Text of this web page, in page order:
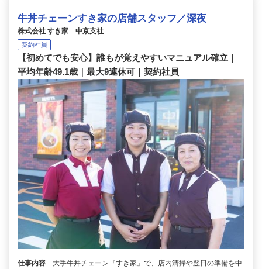
牛丼チェーンすき家の店舗スタッフ／深夜
株式会社 すき家 中京支社
契約社員
【初めてでも安心】誰もが覚えやすいマニュアル確立｜
平均年齢49.1歳｜最大9連休可｜契約社員
仕事内容
大手牛丼チェーン『すき家』で、店内清掃や翌日の準備を中